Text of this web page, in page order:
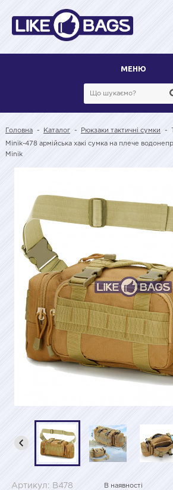
МЕНЮ
Головна - Каталог - Рюкзаки тактичні сумки -
Minik-478 армійська хакі сумка на плече
Minik
Артикул: B478 В наявності